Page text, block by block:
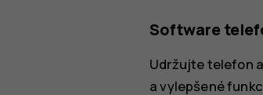
Software
Udržujte telefon
a vylepšené